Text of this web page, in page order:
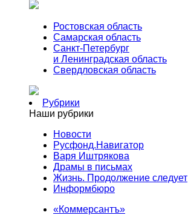
Ростовская область
Самарская область
Санкт-Петербург
и Ленинградская область
Свердловская область
Рубрики
Наши рубрики
Новости
Русфонд.Навигатор
Варя Иштрякова
Драмы в письмах
Жизнь. Продолжение следует
Информбюро
«Коммерсантъ»